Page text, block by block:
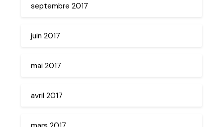
septembre 2017
juin 2017
mai 2017
avril 2017